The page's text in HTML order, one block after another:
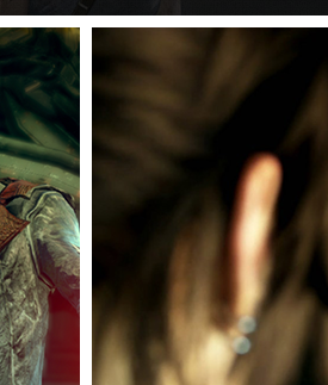
a manapság már kötelező videosorozatot.